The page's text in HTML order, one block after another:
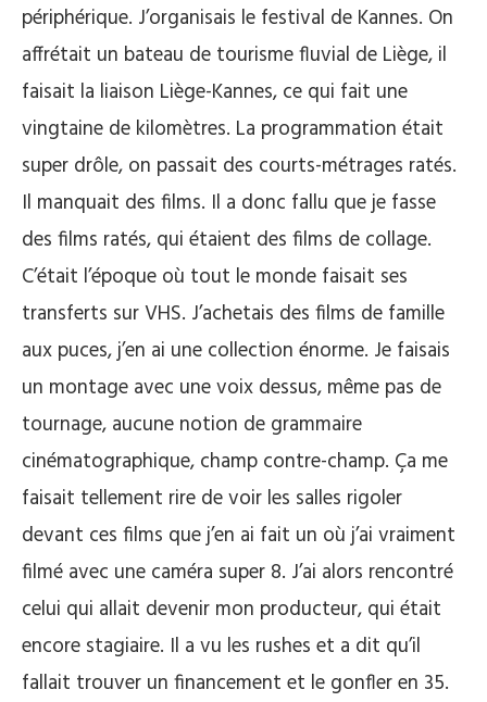
périphérique. J’organisais le festival de Kannes. On
affrétait un bateau de tourisme fluvial de Liège, il
faisait la liaison Liège-Kannes, ce qui fait une
vingtaine de kilomètres. La programmation était
super drôle, on passait des courts-métrages ratés.
Il manquait des films. Il a donc fallu que je fasse
des films ratés, qui étaient des films de collage.
C’était l’époque où tout le monde faisait ses
transferts sur VHS. J’achetais des films de famille
aux puces, j’en ai une collection énorme. Je faisais
un montage avec une voix dessus, même pas de
tournage, aucune notion de grammaire
cinématographique, champ contre-champ. Ça me
faisait tellement rire de voir les salles rigoler
devant ces films que j’en ai fait un où j’ai vraiment
filmé avec une caméra super 8. J’ai alors rencontré
celui qui allait devenir mon producteur, qui était
encore stagiaire. Il a vu les rushes et a dit qu’il
fallait trouver un financement et le gonfler en 35.